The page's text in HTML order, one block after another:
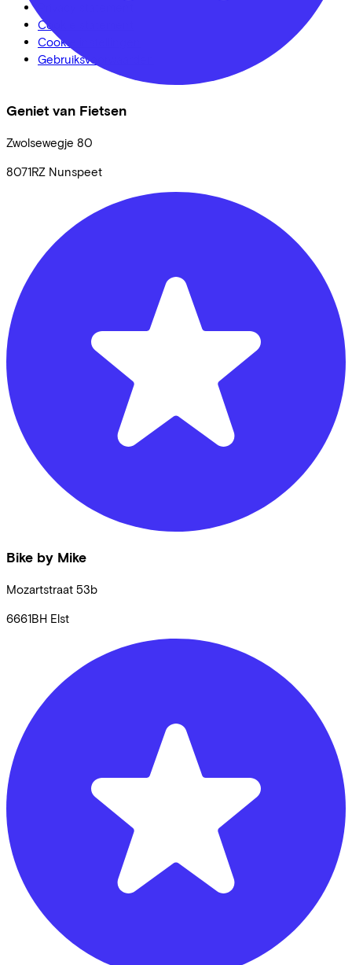
Geniet van Fietsen
Zwolsewegje 80
8071RZ Nunspeet
Bike by Mike
Mozartstraat 53b
6661BH Elst
Cookie statement
Cookie instellingen
Gebruiksvoorwaarden